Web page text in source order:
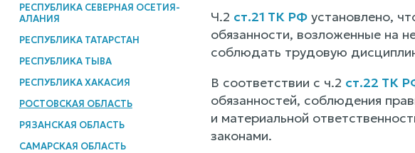
РЕСПУБЛИКА СЕВЕРНАЯ ОСЕТИЯ-
АЛАНИЯ
РЕСПУБЛИКА ТАТАРСТАН
РЕСПУБЛИКА ТЫВА
РЕСПУБЛИКА ХАКАСИЯ
РОСТОВСКАЯ ОБЛАСТЬ
РЯЗАНСКАЯ ОБЛАСТЬ
САМАРСКАЯ ОБЛАСТЬ
Ч.2 ст.21 ТК РФустановлено,
обязанности, возложенные на
соблюдать трудовую
В соответствии с ч.2 ст.22 ТК
обязанностей, соблюдения
и материальной
законами.